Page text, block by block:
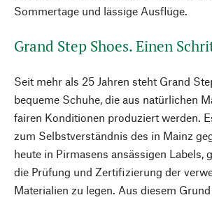
Sommertage und lässige Ausflüge.
Grand Step Shoes. Einen
Seit mehr als 25 Jahren steht Grand
bequeme Schuhe, die aus natürlichen
fairen Konditionen produziert werden.
zum Selbstverständnis des in Mainz
heute in Pirmasens ansässigen Labels,
die Prüfung und Zertifizierung der
Materialien zu legen. Aus diesem